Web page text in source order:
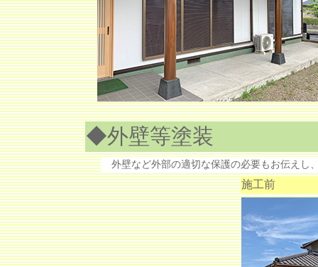
◆外壁等塗装
外壁など外部の適切な保護の必要もお伝えし
施工前